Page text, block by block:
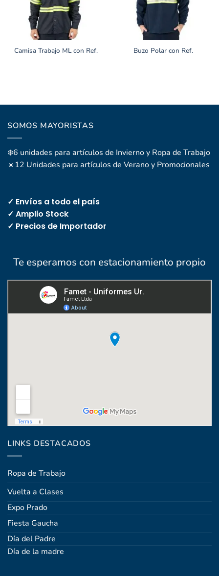
Camisa Trabajo ML con Ref. Buzo Polar con Ref.
SOMOS MAYORISTAS
❄️6 unidades para artículos de Invierno y Ropa de Trabajo
☀️12 Unidades para artículos de Verano y Promocionales
✓ Envíos a todo el país
✓ Amplio Stock
✓ Precios de Importador
Te esperamos con estacionamiento propio
Coronel Raíz 1322, esq. Máximo Santos
LINKS DESTACADOS
Ropa de Trabajo
Vuelta a Clases
Expo Prado
Fiesta Gaucha
Día del Padre
Día de la madre